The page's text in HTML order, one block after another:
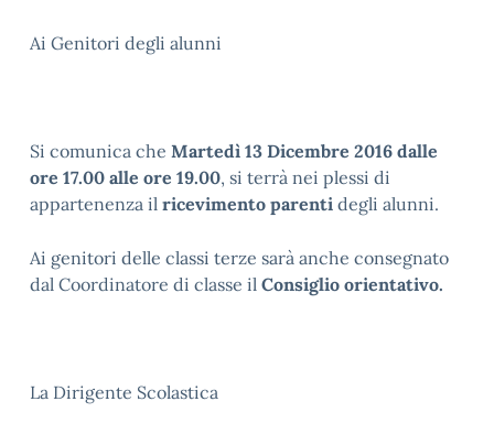
Ai Genitori degli alunni
Si comunica che Martedì 13 Dicembre 2016 dalle
ore 17.00 alle ore 19.00, si terrà nei plessi di
appartenenza il ricevimento parenti degli alunni.
Ai genitori delle classi terze sarà anche consegnato
dal Coordinatore di classe il Consiglio orientativo.
La Dirigente Scolastica